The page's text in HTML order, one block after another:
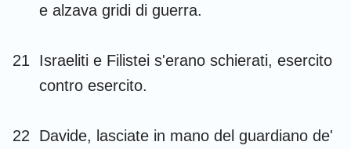
e alzava gridi di guerra.
21
Israeliti e Filistei s'erano schierati, esercito
contro esercito.
22
Davide, lasciate in mano del guardiano de'